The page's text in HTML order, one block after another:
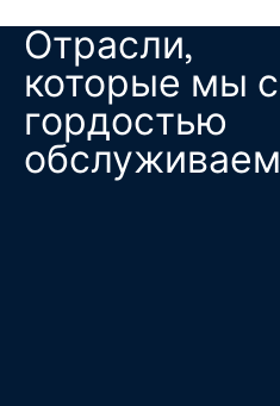
Отрасли,
которые мы с
гордостью
обслуживаем